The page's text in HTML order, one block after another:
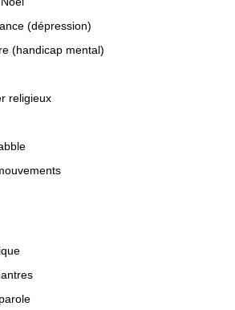
(dépression)
(handicap mental)
religieux